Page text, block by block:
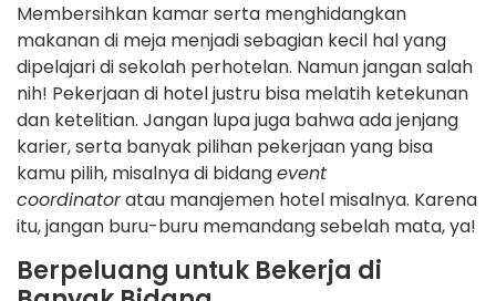
Membersihkan kamar serta menghidangkan
makanan di meja menjadi sebagian kecil hal yang
dipelajari di sekolah perhotelan. Namun jangan salah
nih! Pekerjaan di hotel justru bisa melatih ketekunan
dan ketelitian. Jangan lupa juga bahwa ada jenjang
karier, serta banyak pilihan pekerjaan yang bisa
kamu pilih, misalnya di bidangevent
coordinatoratau manajemen hotel misalnya. Karena
itu, jangan buru-buru memandang sebelah mata, ya!
Berpeluang untuk Bekerja di